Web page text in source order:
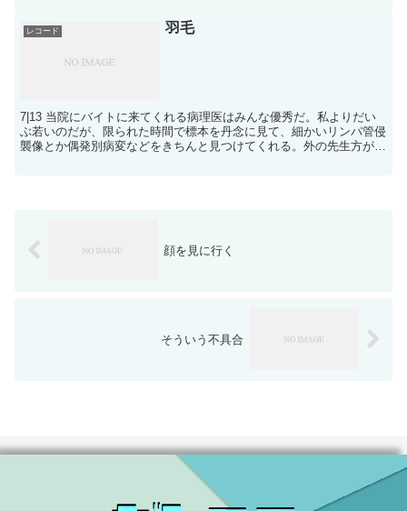
レコード 羽毛
7|13 当院にバイトに来てくれる病理医はみんな優秀だ。私よりだい
ぶ若いのだが、限られた時間で標本を丹念に見て、細かいリンパ管侵
襲像とか偶発別病変などをきちんと見つけてくれる。外の先生方が見
顔を見に行く
そういう不具合